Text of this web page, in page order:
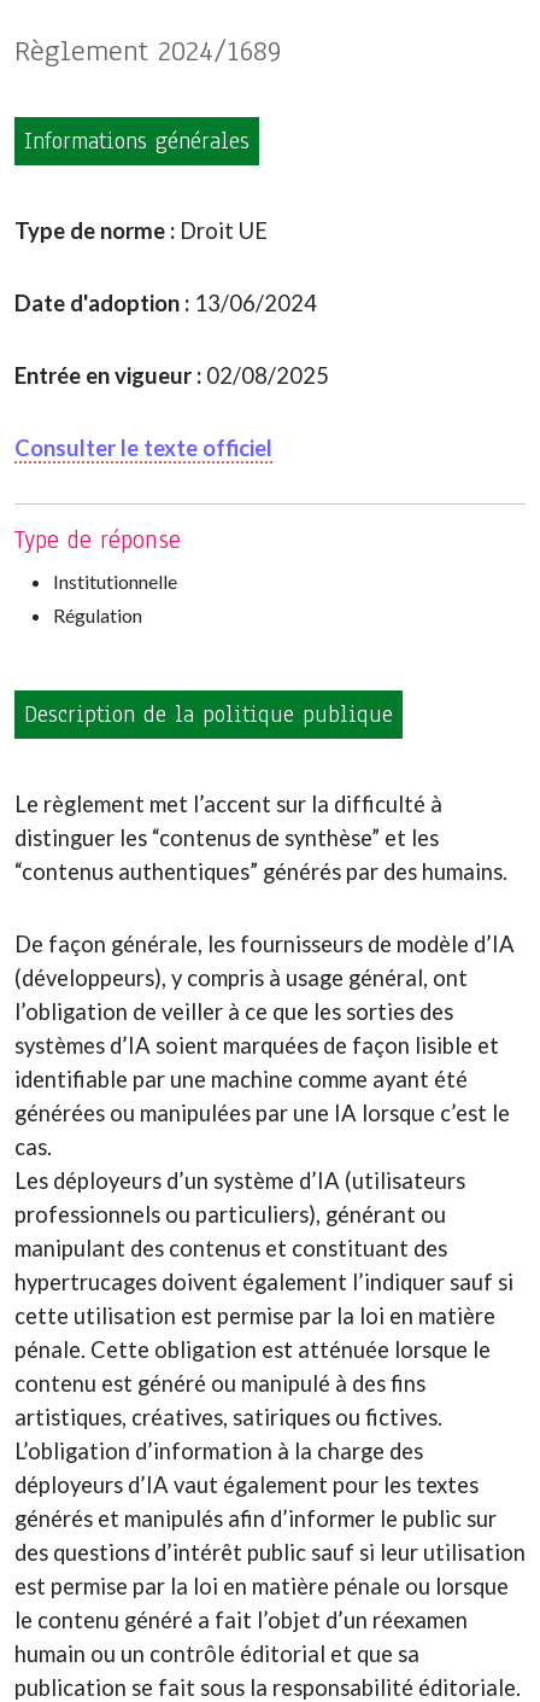
Règlement 2024/1689
Informations générales
Type de norme : Droit UE
Date d'adoption : 13/06/2024
Entrée en vigueur : 02/08/2025
Consulter le texte officiel
Type de réponse
Institutionnelle
Régulation
Description de la politique publique
Le règlement met l’accent sur la difficulté à
distinguer les “contenus de synthèse” et les
“contenus authentiques” générés par des humains.
De façon générale, les fournisseurs de modèle d’IA
(développeurs), y compris à usage général, ont
l’obligation de veiller à ce que les sorties des
systèmes d’IA soient marquées de façon lisible et
identifiable par une machine comme ayant été
générées ou manipulées par une IA lorsque c’est le
cas.
Les déployeurs d’un système d’IA (utilisateurs
professionnels ou particuliers), générant ou
manipulant des contenus et constituant des
hypertrucages doivent également l’indiquer sauf si
cette utilisation est permise par la loi en matière
pénale. Cette obligation est atténuée lorsque le
contenu est généré ou manipulé à des fins
artistiques, créatives, satiriques ou fictives.
L’obligation d’information à la charge des
déployeurs d’IA vaut également pour les textes
générés et manipulés afin d’informer le public sur
des questions d’intérêt public sauf si leur utilisation
est permise par la loi en matière pénale ou lorsque
le contenu généré a fait l’objet d’un réexamen
humain ou un contrôle éditorial et que sa
publication se fait sous la responsabilité éditoriale.